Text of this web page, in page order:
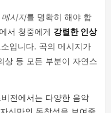
시지를 명확히 해야 합
서 청중에게 강렬한 인상
입니다. 곡의 메시지가
상 등 모든 부분이 자연스
비전에서는 다양한 음악